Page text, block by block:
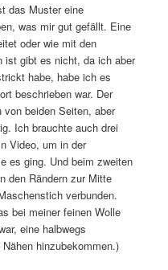
das Muster eine
was mir gut gefällt. Eine
oder wie mit den
ist gibt es nicht, da ich aber
habe, habe ich es
beschrieben war. Der
beiden Seiten, aber
Ich brauchte auch drei
Video, um in der
es ging. Und beim zweiten
den Rändern zur Mitte
verbunden.
bei meiner feinen Wolle
eine halbwegs
hinzubekommen.)